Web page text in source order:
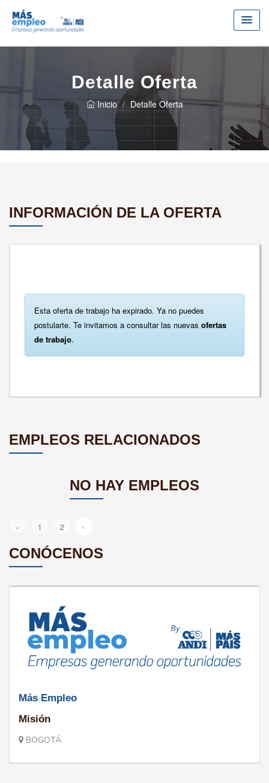
Detalle Oferta
Inicio Detalle Oferta
INFORMACIÓN DE LA OFERTA
Esta oferta de trabajo ha expirado. Ya no puedes
postularte. Te invitamos a consultar las nuevas ofertas
de trabajo.
EMPLEOS RELACIONADOS
NO HAY EMPLEOS
‹ 1 2 ›
CONÓCENOS
Más Empleo
Misión
BOGOTÁ